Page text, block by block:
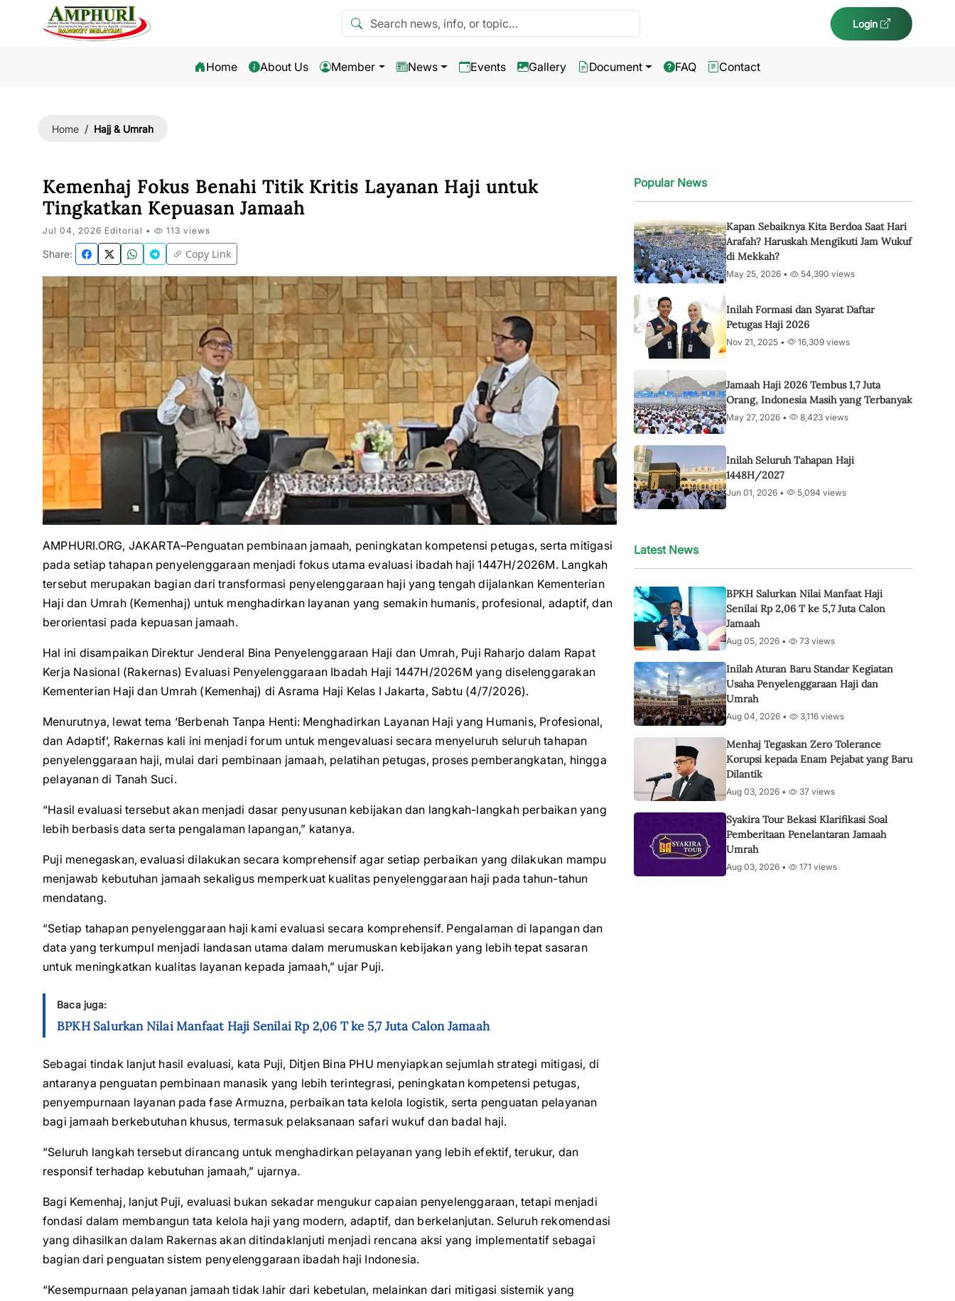
Search news Login
Home About Us Member News Events Gallery Document FAQ Contact
Home Hajj & Umrah
Kemenhaj Fokus Benahi Titik Kritis Layanan Haji untuk
Tingkatkan Kepuasan Jamaah
Jul 04, 2026 Editorial • 113 views
Share: Copy Link
AMPHURI.ORG, JAKARTA–Penguatan pembinaan jamaah, peningkatan kompetensi petugas, serta mitigasi
pada setiap tahapan penyelenggaraan menjadi fokus utama evaluasi ibadah haji 1447H/2026M. Langkah
tersebut merupakan bagian dari transformasi penyelenggaraan haji yang tengah dijalankan Kementerian
Haji dan Umrah (Kemenhaj) untuk menghadirkan layanan yang semakin humanis, profesional, adaptif, dan
berorientasi pada kepuasan jamaah.
Hal ini disampaikan Direktur Jenderal Bina Penyelenggaraan Haji dan Umrah, Puji Raharjo dalam Rapat
Kerja Nasional (Rakernas) Evaluasi Penyelenggaraan Ibadah Haji 1447H/2026M yang diselenggarakan
Kementerian Haji dan Umrah (Kemenhaj) di Asrama Haji Kelas I Jakarta, Sabtu (4/7/2026).
Menurutnya, lewat tema ‘Berbenah Tanpa Henti: Menghadirkan Layanan Haji yang Humanis, Profesional,
dan Adaptif’, Rakernas kali ini menjadi forum untuk mengevaluasi secara menyeluruh seluruh tahapan
penyelenggaraan haji, mulai dari pembinaan jamaah, pelatihan petugas, proses pemberangkatan, hingga
pelayanan di Tanah Suci.
“Hasil evaluasi tersebut akan menjadi dasar penyusunan kebijakan dan langkah-langkah perbaikan yang
lebih berbasis data serta pengalaman lapangan,” katanya.
Puji menegaskan, evaluasi dilakukan secara komprehensif agar setiap perbaikan yang dilakukan mampu
menjawab kebutuhan jamaah sekaligus memperkuat kualitas penyelenggaraan haji pada tahun-tahun
mendatang.
“Setiap tahapan penyelenggaraan haji kami evaluasi secara komprehensif. Pengalaman di lapangan dan
data yang terkumpul menjadi landasan utama dalam merumuskan kebijakan yang lebih tepat sasaran
untuk meningkatkan kualitas layanan kepada jamaah,” ujar Puji.
Baca juga:
BPKH Salurkan Nilai Manfaat Haji Senilai Rp 2,06 T ke 5,7 Juta Calon Jamaah
Sebagai tindak lanjut hasil evaluasi, kata Puji, Ditjen Bina PHU menyiapkan sejumlah strategi mitigasi, di
antaranya penguatan pembinaan manasik yang lebih terintegrasi, peningkatan kompetensi petugas,
penyempurnaan layanan pada fase Armuzna, perbaikan tata kelola logistik, serta penguatan pelayanan
bagi jamaah berkebutuhan khusus, termasuk pelaksanaan safari wukuf dan badal haji.
“Seluruh langkah tersebut dirancang untuk menghadirkan pelayanan yang lebih efektif, terukur, dan
responsif terhadap kebutuhan jamaah,” ujarnya.
Bagi Kemenhaj, lanjut Puji, evaluasi bukan sekadar mengukur capaian penyelenggaraan, tetapi menjadi
fondasi dalam membangun tata kelola haji yang modern, adaptif, dan berkelanjutan. Seluruh rekomendasi
yang dihasilkan dalam Rakernas akan ditindaklanjuti menjadi rencana aksi yang implementatif sebagai
bagian dari penguatan sistem penyelenggaraan ibadah haji Indonesia.
“Kesempurnaan pelayanan jamaah tidak lahir dari kebetulan, melainkan dari mitigasi sistemik yang
Popular News
Kapan Sebaiknya Kita Berdoa Saat Hari
Arafah? Haruskah Mengikuti Jam Wukuf
di Mekkah?
May 25, 2026 • 54,390 views
Inilah Formasi dan Syarat Daftar
Petugas Haji 2026
Nov 21, 2025 • 16,309 views
Jamaah Haji 2026 Tembus 1,7 Juta
Orang, Indonesia Masih yang Terbanyak
May 27, 2026 • 8,423 views
Inilah Seluruh Tahapan Haji
1448H/2027
Jun 01, 2026 • 5,094 views
Latest News
BPKH Salurkan Nilai Manfaat Haji
Senilai Rp 2,06 T ke 5,7 Juta Calon
Jamaah
Aug 05, 2026 • 73 views
Inilah Aturan Baru Standar Kegiatan
Usaha Penyelenggaraan Haji dan
Umrah
Aug 04, 2026 • 3,116 views
Menhaj Tegaskan Zero Tolerance
Korupsi kepada Enam Pejabat yang Baru
Dilantik
Aug 03, 2026 • 37 views
Syakira Tour Bekasi Klarifikasi Soal
Pemberitaan Penelantaran Jamaah
Umrah
Aug 03, 2026 • 171 views